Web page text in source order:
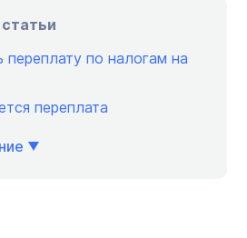
переплату по налогам на
переплата